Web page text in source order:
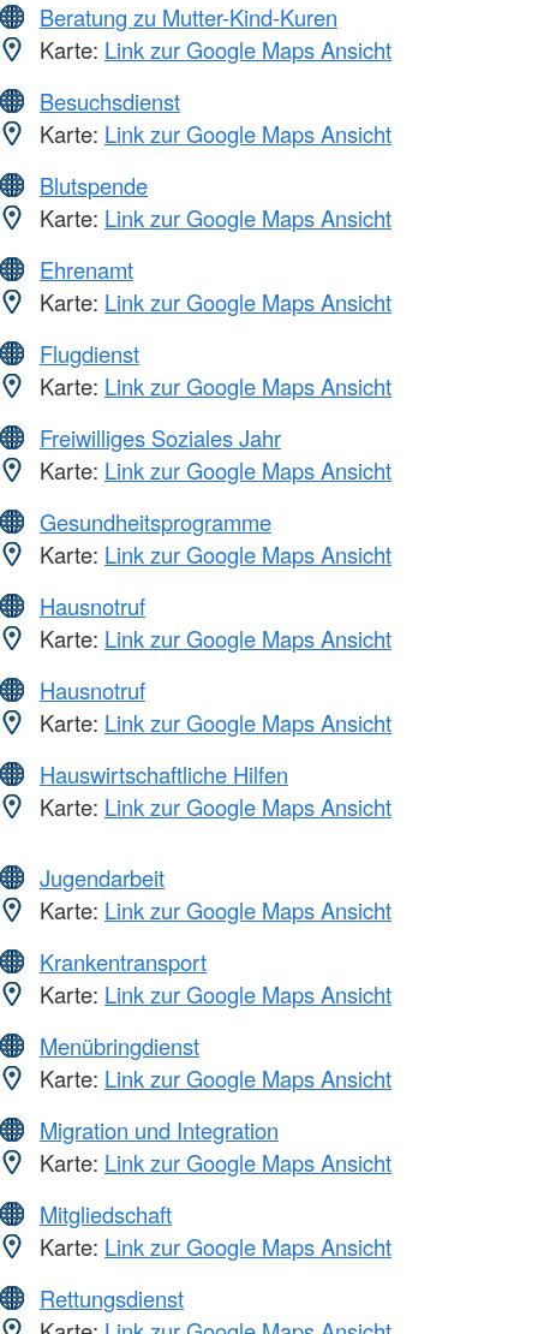
Beratung zu Mutter-Kind-Kuren
Karte: Link zur Google Maps Ansicht
Besuchsdienst
Karte: Link zur Google Maps Ansicht
Blutspende
Karte: Link zur Google Maps Ansicht
Ehrenamt
Karte: Link zur Google Maps Ansicht
Flugdienst
Karte: Link zur Google Maps Ansicht
Freiwilliges Soziales Jahr
Karte: Link zur Google Maps Ansicht
Gesundheitsprogramme
Karte: Link zur Google Maps Ansicht
Hausnotruf
Karte: Link zur Google Maps Ansicht
Hausnotruf
Karte: Link zur Google Maps Ansicht
Hauswirtschaftliche Hilfen
Karte: Link zur Google Maps Ansicht
Jugendarbeit
Karte: Link zur Google Maps Ansicht
Krankentransport
Karte: Link zur Google Maps Ansicht
Menübringdienst
Karte: Link zur Google Maps Ansicht
Migration und Integration
Karte: Link zur Google Maps Ansicht
Mitgliedschaft
Karte: Link zur Google Maps Ansicht
Rettungsdienst